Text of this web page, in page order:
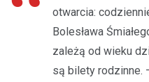
otwarcia:
Bolesława
zależą od wieku
są bilety rodzinne.